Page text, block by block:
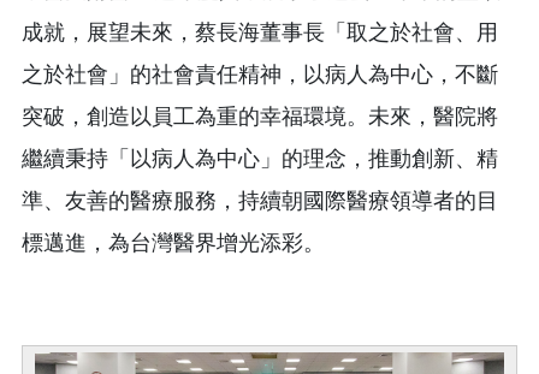
成就，展望未來，蔡長海董事長「取之於社會、用
之於社會」的社會責任精神，以病人為中心，不斷
突破，創造以員工為重的幸福環境。未來，醫院將
繼續秉持「以病人為中心」的理念，推動創新、精
準、友善的醫療服務，持續朝國際醫療領導者的目
標邁進，為台灣醫界增光添彩。